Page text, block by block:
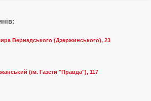
Вернадського (Дзержинського), 23
(ім. Газети "Правда"), 117